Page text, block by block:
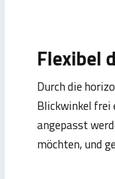
Flexibel
Durch die
Blickwinkel frei
angepasst
möchten, und